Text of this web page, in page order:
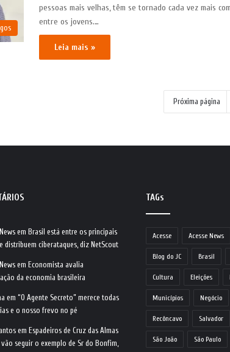
pessoas mais velhas, têm se tornado cada vez mais
entre os jovens.…
Leia mais »
Próxima página
em Brasil está entre os principais
distribuem ciberataques, diz NetScout
em Economista avalia
da economia brasileira
em“O Agente Secreto” merece todas
e o nosso frevo no pé
em Espadeiros de Cruz das Almas
seguir o exemplo de Sr do Bonfim,
TAGs
Acesse Acesse News
Blog do JC Brasil
Cultura Eleições
Municípios Negócio
Recôncavo Salvador
São João São Paulo